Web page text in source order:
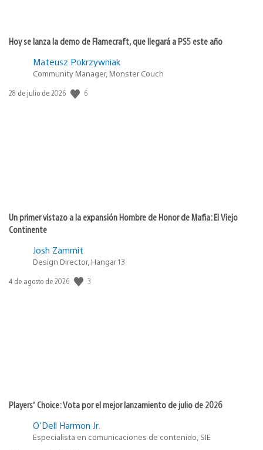
Hoy se lanza la demo de Flamecraft, que llegará a PS5 este año
Mateusz Pokrzywniak
Community Manager, Monster Couch
Fecha
28 de julio de 2026 6
Un primer vistazo a la expansión Hombre de Honor de Mafia: El Viejo
Continente
Josh Zammit
Design Director, Hangar 13
Fecha
4 de agosto de 2026 3
Players’ Choice: Vota por el mejor lanzamiento de julio de 2026
O'Dell Harmon Jr.
Especialista en comunicaciones de contenido, SIE